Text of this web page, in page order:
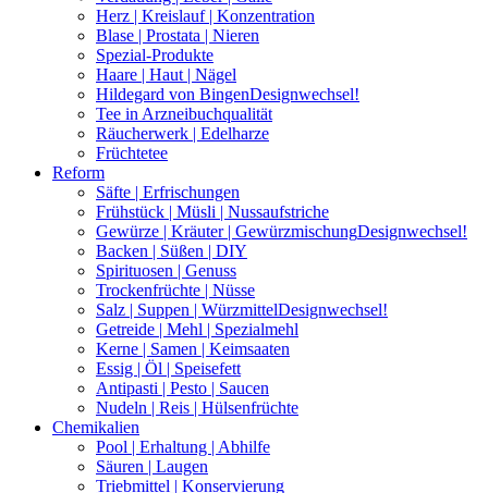
Herz | Kreislauf | Konzentration
Blase | Prostata | Nieren
Spezial-Produkte
Haare | Haut | Nägel
Hildegard von BingenDesignwechsel!
Tee in Arzneibuchqualität
Räucherwerk | Edelharze
Früchtetee
Reform
Säfte | Erfrischungen
Frühstück | Müsli | Nussaufstriche
Gewürze | Kräuter | GewürzmischungDesignwechsel!
Backen | Süßen | DIY
Spirituosen | Genuss
Trockenfrüchte | Nüsse
Salz | Suppen | WürzmittelDesignwechsel!
Getreide | Mehl | Spezialmehl
Kerne | Samen | Keimsaaten
Essig | Öl | Speisefett
Antipasti | Pesto | Saucen
Nudeln | Reis | Hülsenfrüchte
Chemikalien
Pool | Erhaltung | Abhilfe
Säuren | Laugen
Triebmittel | Konservierung